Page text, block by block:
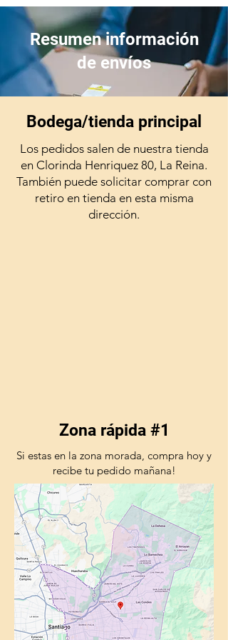
seguimiento regular.
Recuerde siempre consultar al
médico veterinario tratante para
administrar medicamentos a su
Resumen información
de envíos
Bodega/tienda principal
Los pedidos salen de nuestra tienda
en Clorinda Henriquez 80, La Reina.
También puede solicitar comprar con
retiro en tienda en esta misma
dirección.
Zona rápida #1
Si estas en la zona morada, compra hoy y
recibe tu pedido mañana!